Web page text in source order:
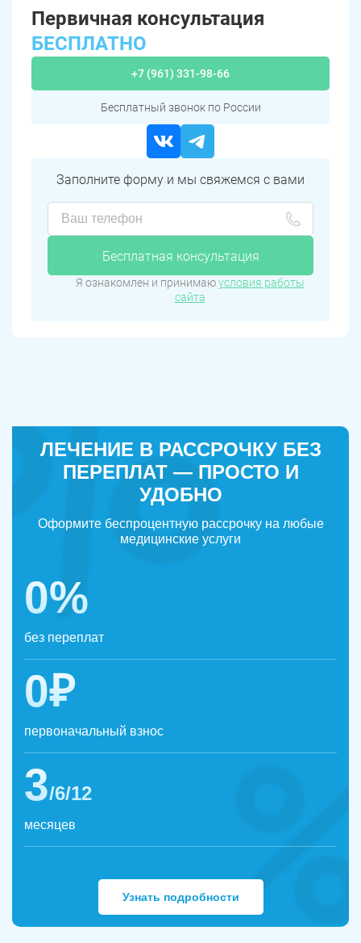
Первичная консультация
БЕСПЛАТНО
+7 (961) 331-98-66
Бесплатный звонок по России
Заполните форму и мы свяжемся с вами
Бесплатная консультация
Я ознакомлен и принимаюусловия работы
сайта
ЛЕЧЕНИЕ В РАССРОЧКУ БЕЗ
ПЕРЕПЛАТ — ПРОСТО И
УДОБНО
Оформите беспроцентную рассрочку на любые
медицинские услуги
0%
без переплат
0₽
первоначальный взнос
3/6/12
месяцев
Узнать подробности